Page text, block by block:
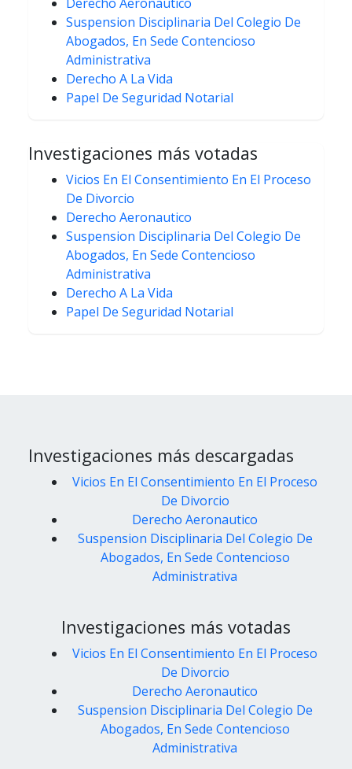
Suspension Disciplinaria Del Colegio De
Abogados, En Sede Contencioso
Administrativa
Derecho A La Vida
Papel De Seguridad Notarial
Investigaciones más votadas
Vicios En El Consentimiento En El Proceso
De Divorcio
Derecho Aeronautico
Suspension Disciplinaria Del Colegio De
Abogados, En Sede Contencioso
Administrativa
Derecho A La Vida
Papel De Seguridad Notarial
Investigaciones más descargadas
Vicios En El Consentimiento En El Proceso
De Divorcio
Derecho Aeronautico
Suspension Disciplinaria Del Colegio De
Abogados, En Sede Contencioso
Administrativa
Investigaciones más votadas
Vicios En El Consentimiento En El Proceso
De Divorcio
Derecho Aeronautico
Suspension Disciplinaria Del Colegio De
Abogados, En Sede Contencioso
Administrativa